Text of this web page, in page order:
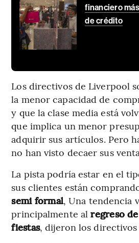
financiero
de crédito
Los directivos de Liverpool
la menor capacidad de
y que la clase media está
que implica un menor
adquirir sus artículos. Pero
no han visto decaer sus
La pista podría estar en el
sus clientes están
semi formal, Una tendencia
principalmente al regreso
fiestas, dijeron los